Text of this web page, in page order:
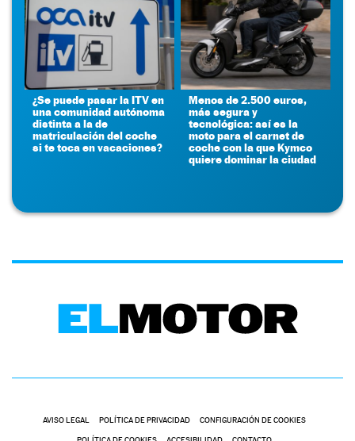
¿Se puede pasar la ITV en
una comunidad autónoma
distinta a la de
matriculación del coche
si te toca en vacaciones?
Menos de 2.500 euros,
más segura y
tecnológica: así es la
moto para el carnet de
coche con la que Kymco
quiere dominar la ciudad
AVISO LEGAL POLÍTICA DE PRIVACIDAD CONFIGURACIÓN DE COOKIES